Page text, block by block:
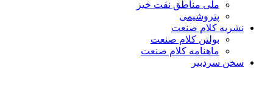
ملی مناطق نفت خیز
پتروشیمی
نشریه کلام صنعت
بولتن کلام صنعت
ماهنامه کلام صنعت
سخن سردبیر